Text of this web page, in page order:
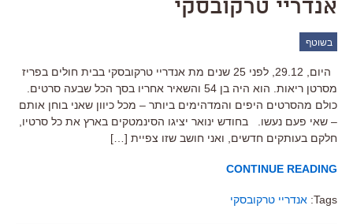
אנדריי טרקובסקי
בשוטף
היום, 29.12, לפני 25 שנים מת אנדריי טרקובסקי בבית חולים בפריז
מסרטן ריאות. הוא היה בן 54 והשאיר אחריו בסך הכל שבעה סרטים.
כולם מהסרטים היפים והמדהימים ביותר – מכל כיוון שאני בוחן אותם
– שאי פעם נעשו. בחודש ינואר יציגו הסינמטקים בארץ את כל סרטיו,
חלקם בעותקים חדשים, ואני חושב שזו צפיית […]
CONTINUE READING
Tags: אנדריי טרקובסקי